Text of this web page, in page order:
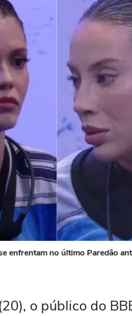
enfrentam no último Paredão
o público do